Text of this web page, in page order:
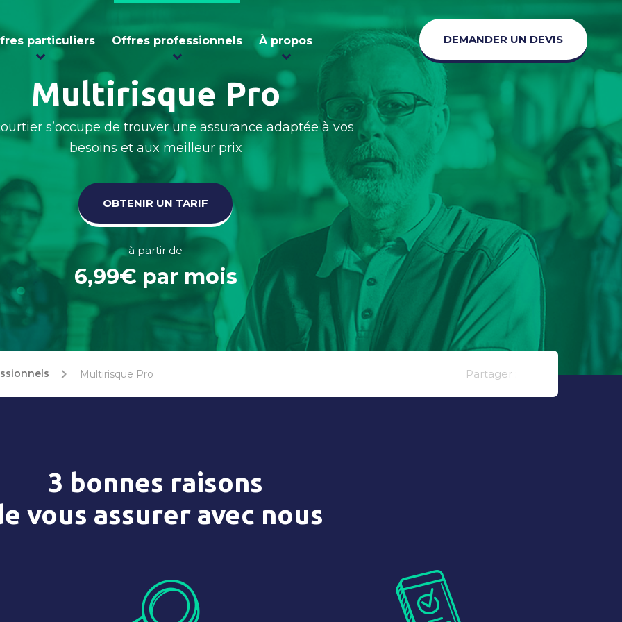
particuliers Offres professionnels À propos DEMANDER UN DEVIS
Multirisque Pro
s’occupe de trouver une assurance adaptée à vos
besoins et aux meilleur prix
OBTENIR UN TARIF
à partir de
6,99€ par mois
chevron_right Multirisque Pro Partager :
3 bonnes raisons
vous assurer avec nous